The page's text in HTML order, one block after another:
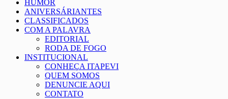
HUMOR
ANIVERSÁRIANTES
CLASSIFICADOS
COM A PALAVRA
EDITORIAL
RODA DE FOGO
INSTITUCIONAL
CONHEÇA ITAPEVI
QUEM SOMOS
DENUNCIE AQUI
CONTATO